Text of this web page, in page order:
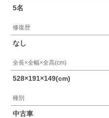
5名
修復歴
なし
全長×全幅×全高(cm)
528×191×149(cm)
種別
中古車